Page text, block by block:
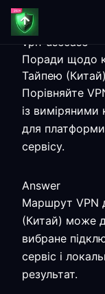
vpn-usecase
Поради щодо
Тайпею (Китай)
Порівняйте
із
для
сервісу.
Answer
Маршрут VPN
(Китай) може
вибране
сервіс і
результат.